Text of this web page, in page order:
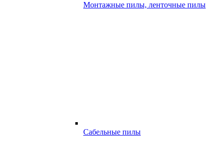
Монтажные пилы, ленточные пилы
Сабельные пилы